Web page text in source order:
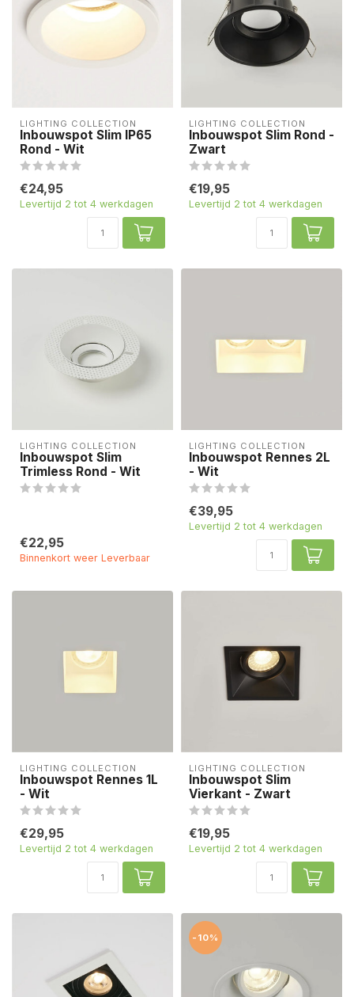
LIGHTING COLLECTION
Inbouwspot Slim IP65
Rond - Wit
€24,95
Levertijd 2 tot 4 werkdagen
LIGHTING COLLECTION
Inbouwspot Slim Rond -
Zwart
€19,95
Levertijd 2 tot 4 werkdagen
LIGHTING COLLECTION
Inbouwspot Slim
Trimless Rond - Wit
€22,95
Binnenkort weer Leverbaar
LIGHTING COLLECTION
Inbouwspot Rennes 2L
- Wit
€39,95
Levertijd 2 tot 4 werkdagen
LIGHTING COLLECTION
Inbouwspot Rennes 1L
- Wit
€29,95
Levertijd 2 tot 4 werkdagen
LIGHTING COLLECTION
Inbouwspot Slim
Vierkant - Zwart
€19,95
Levertijd 2 tot 4 werkdagen
-10%